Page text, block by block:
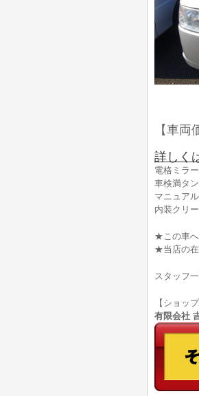
【車両
詳しく
電格ミラ
車検満タ
マニュア
内装クリ
★この車へ
★当店の在
スタッフ
【ショッ
有限会社